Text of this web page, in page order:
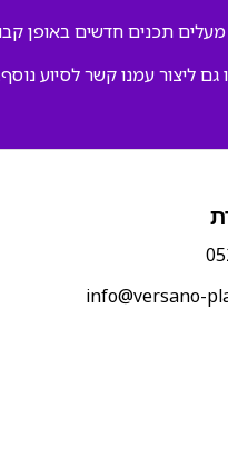
מעלים תכנים חדשים באופן
גם ליצור עמנו קשר לסיוע
‫info@versano-